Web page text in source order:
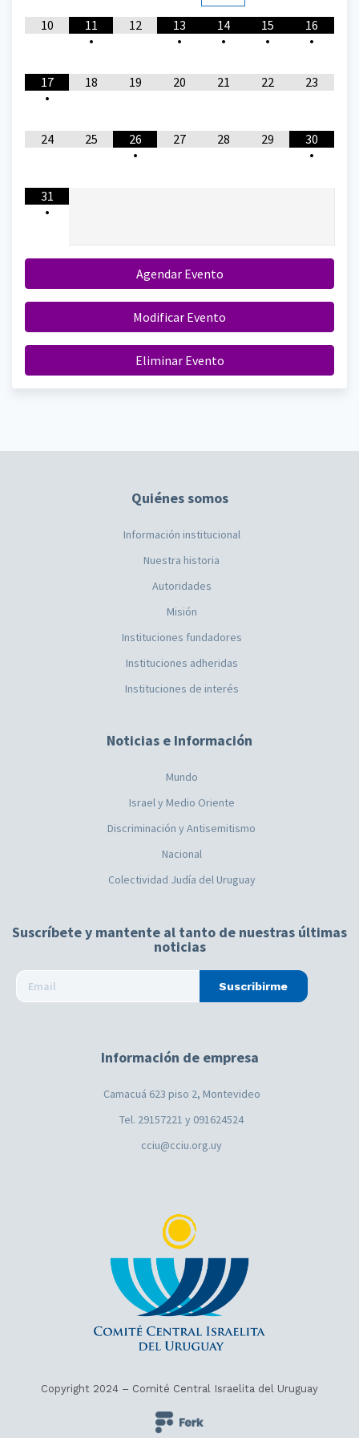
10
11
•
12
13
•
14
•
15
•
16
•
17
•
18 19 20 21 22 23
24 25
26
•
27 28 29
30
•
31
•
Agendar Evento
Modificar Evento
Eliminar Evento
Quiénes somos
Información institucional
Nuestra historia
Autoridades
Misión
Instituciones fundadores
Instituciones adheridas
Instituciones de interés
Noticias e Información
Mundo
Israel y Medio Oriente
Discriminación y Antisemitismo
Nacional
Colectividad Judía del Uruguay
Suscríbete y mantente al tanto de nuestras últimas
noticias
Suscribirme
Información de empresa
Camacuá 623 piso 2, Montevideo
Tel. 29157221 y 091624524
cciu@cciu.org.uy
Copyright 2024 – Comité Central Israelita del Uruguay